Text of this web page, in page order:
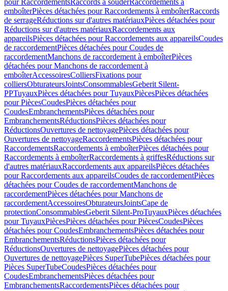
pour RaccordementsRaccords à souderRaccordements à
emboîterPièces détachées pour Raccordements à emboîterRaccords
de serrageRéductions sur d'autres matériauxPièces détachées pour
Réductions sur d'autres matériauxRaccordements aux
appareilsPièces détachées pour Raccordements aux appareilsCoudes
de raccordementPièces détachées pour Coudes de
raccordementManchons de raccordement à emboîterPièces
détachées pour Manchons de raccordement à
emboîterAccessoiresColliersFixations pour
colliersObturateursJointsConsommablesGeberit Silent-
PPTuyauxPièces détachées pour TuyauxPiècesPièces détachées
pour PiècesCoudesPièces détachées pour
CoudesEmbranchementsPièces détachées pour
EmbranchementsRéductionsPièces détachées pour
RéductionsOuvertures de nettoyagePièces détachées pour
Ouvertures de nettoyageRaccordementsPièces détachées pour
RaccordementsRaccordements à emboîterPièces détachées pour
Raccordements à emboîterRaccordements à griffesRéductions sur
d'autres matériauxRaccordements aux appareilsPièces détachées
pour Raccordements aux appareilsCoudes de raccordementPièces
détachées pour Coudes de raccordementManchons de
raccordementPièces détachées pour Manchons de
raccordementAccessoiresObturateursJointsCape de
protectionConsommablesGeberit Silent-ProTuyauxPièces détachées
pour TuyauxPiècesPièces détachées pour PiècesCoudesPièces
détachées pour CoudesEmbranchementsPièces détachées pour
EmbranchementsRéductionsPièces détachées pour
RéductionsOuvertures de nettoyagePièces détachées pour
Ouvertures de nettoyagePièces SuperTubePièces détachées pour
Pièces SuperTubeCoudesPièces détachées pour
CoudesEmbranchementsPièces détachées pour
EmbranchementsRaccordementsPièces détachées pour